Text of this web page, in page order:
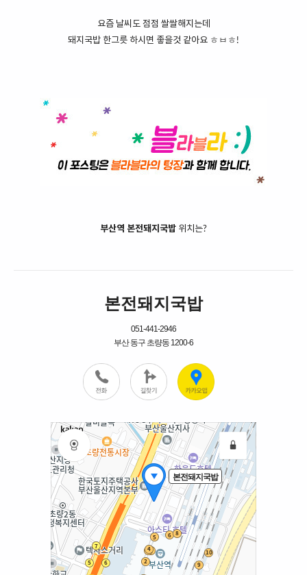
요즘 날씨도 점점 쌀쌀해지는데
돼지국밥 한그릇 하시면 좋을것 같아요 ㅎㅂㅎ!
부산역 본전돼지국밥 위치는?